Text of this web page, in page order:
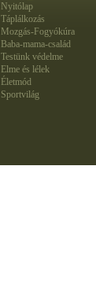
Nyitólap
Táplálkozás
Mozgás-Fogyókúra
Baba-mama-család
Testünk védelme
Elme és lélek
Életmód
Sportvilág